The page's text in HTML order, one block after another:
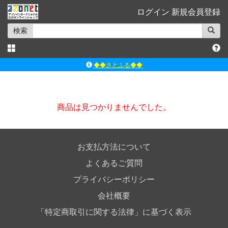
ログイン 新規会員登録
検索
◆◆さとふる◆◆
ｱｿﾞﾝｵﾝﾗｲﾝｼｮｯﾌﾟX
商品は見つかりませんでした。
お支払方法について
よくあるご質問
プライバシーポリシー
会社概要
「特定商取引に関する法律」に基づく表示